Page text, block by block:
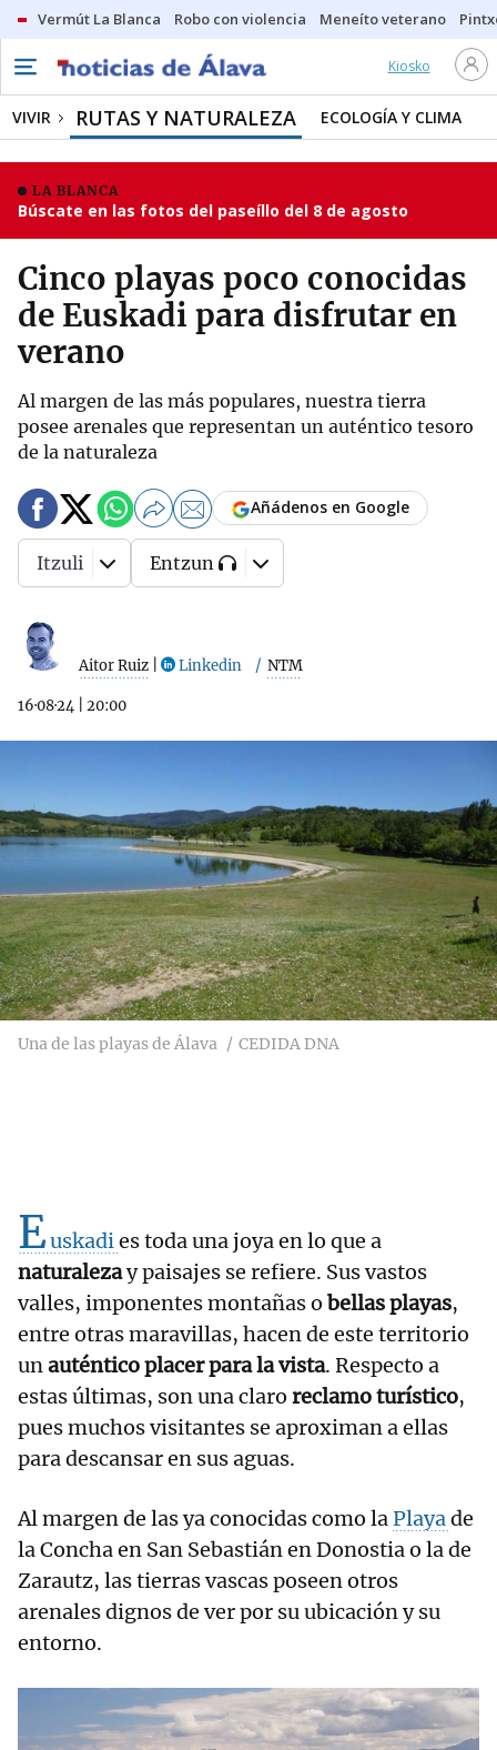
Vermút La Blanca Robo con violencia Meneíto veterano
Kiosko
VIVIR RUTAS Y NATURALEZA ECOLOGÍA Y CLIMA
LA BLANCA
Búscate en las fotos del paseíllo del 8 de agosto
Cinco playas poco conocidas
de Euskadi para disfrutar en
verano
Al margen de las más populares, nuestra tierra
posee arenales que representan un auténtico tesoro
de la naturaleza
Aitor Ruiz Linkedin NTM
16·08·24 20:00
Añádenos en Google
Itzuli Entzun
Una de las playas de Álava CEDIDA DNA
Euskadies toda una joya en lo que a
naturalezay paisajes se refiere. Sus vastos
valles, imponentes montañas o bellas playas,
entre otras maravillas, hacen de este territorio
unauténtico placer para la vista. Respecto a
estas últimas, son una claro reclamo turístico,
pues muchos visitantes se aproximan a ellas
para descansar en sus aguas.
Al margen de las ya conocidas como laPlayade
la Concha en San Sebastián en Donostia o la de
Zarautz, las tierras vascas poseen otros
arenales dignos de ver por su ubicación y su
entorno.